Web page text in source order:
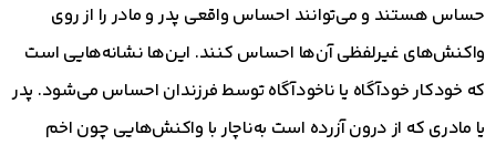
حساس هستند و می‌توانند احساس واقعی پدر و مادر را از روی
واکنش‌های غیرلفظی آن‌ها احساس کنند. این‌ها نشانه‌هایی است
که خودکار خودآگاه یا ناخودآگاه توسط فرزندان احساس می‌شود. پدر
یا مادری که از درون آزرده است به‌ناچار با واکنش‌هایی چون اخم